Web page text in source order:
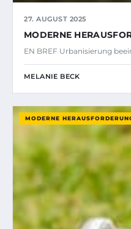
27. AUGUST 2025
MODERNE
EN BREF Urbanisierung
MELANIE BECK
MODERNE